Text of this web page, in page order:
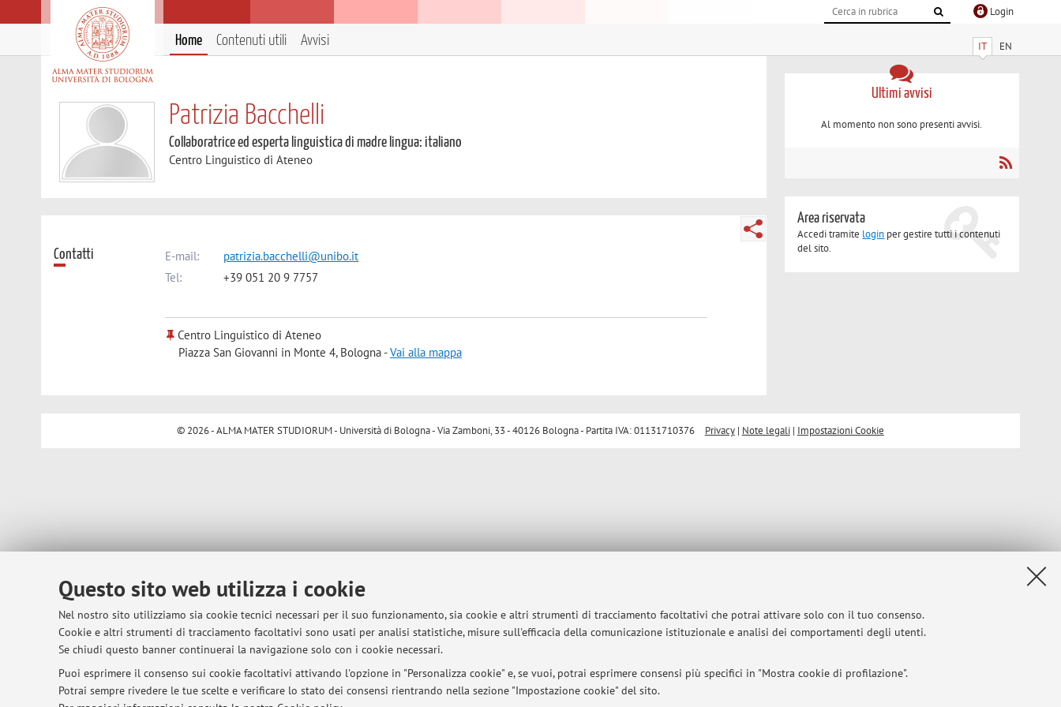
Questo sito web utilizza i cookie
Nel nostro sito utilizziamo sia cookie tecnici necessari per il suo funzionamento, sia cookie e altri strumenti di tracciamento facoltativi che potrai attivare solo con il tuo consenso.
Cookie e altri strumenti di tracciamento facoltativi sono usati per analisi statistiche, misure sull'efficacia della comunicazione istituzionale e analisi dei comportamenti degli utenti.
Se chiudi questo banner continuerai la navigazione solo con i cookie necessari.
Puoi esprimere il consenso sui cookie facoltativi attivando l'opzione in "Personalizza cookie" e, se vuoi, potrai esprimere consensi più specifici in "Mostra cookie di profilazione".
Potrai sempre rivedere le tue scelte e verificare lo stato dei consensi rientrando nella sezione "Impostazione cookie" del sito.
Login
IT EN
Home Contenuti utili Avvisi
Patrizia Bacchelli
Collaboratrice ed esperta linguistica di madre lingua: italiano
Centro Linguistico di Ateneo
Contatti E-mail:
patrizia.bacchelli@unibo.it
Tel:
+39 051 20 9 7757
Centro Linguistico di Ateneo
Piazza San Giovanni in Monte 4, Bologna -Vai alla mappa
Ultimi avvisi
Al momento non sono presenti avvisi.
Area riservata
Accedi tramite login per gestire tutti i contenuti
del sito.
© 2026 - ALMA MATER STUDIORUM - Università di Bologna - Via Zamboni, 33 - 40126 Bologna - Partita IVA: 01131710376 Privacy| Note legali| Impostazioni Cookie